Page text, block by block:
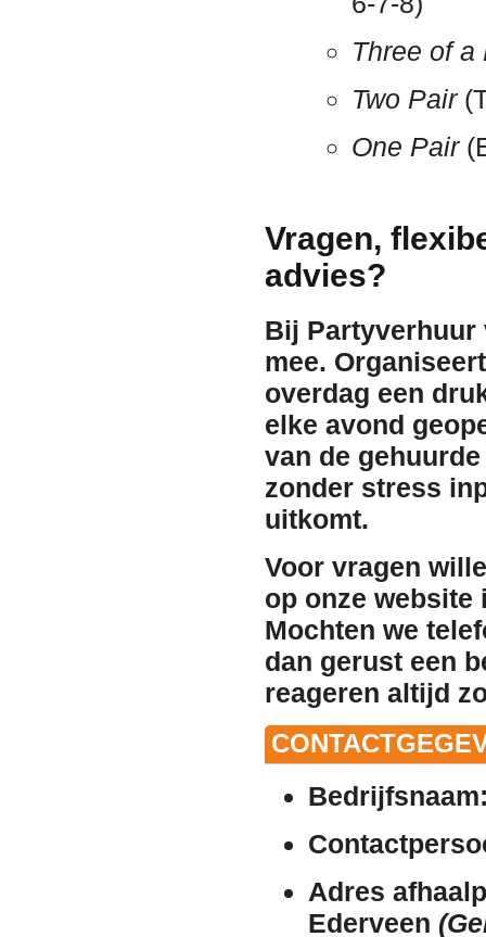
Three of a
Two Pair
One Pair
Vragen,
advies?
Bij Partyverhuur
mee.
overdag een
elke avond
van de
zonder stress
uitkomt.
Voor vragen
op onze website
Mochten we
dan gerust een
reageren altijd
Adres
Ederveen